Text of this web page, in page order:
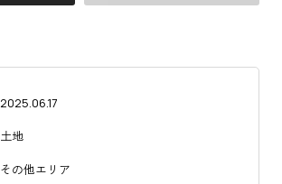
2025.06.17
土地
その他エリア